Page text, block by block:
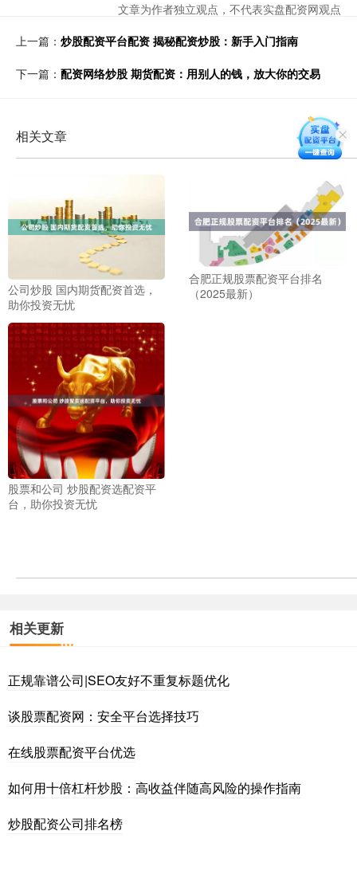
文章为作者独立观点，不代表实盘配资网观点
上一篇： 炒股配资平台配资 揭秘配资炒股：新手入门指南
下一篇： 配资网络炒股 期货配资：用别人的钱，放大你的交易
相关文章
公司炒股 国内期货配资首选，
助你投资无忧
合肥正规股票配资平台排名
（2025最新）
股票和公司 炒股配资选配资平
台，助你投资无忧
相关更新
正规靠谱公司|SEO友好不重复标题优化
谈股票配资网：安全平台选择技巧
在线股票配资平台优选
如何用十倍杠杆炒股：高收益伴随高风险的操作指南
炒股配资公司排名榜